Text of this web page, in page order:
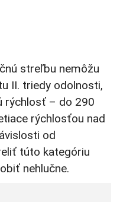
streľbu nemôžu
II. triedy odolnosti,
rýchlosť – do 290
rýchlosťou nad
od
túto kategóriu
nehlučne.